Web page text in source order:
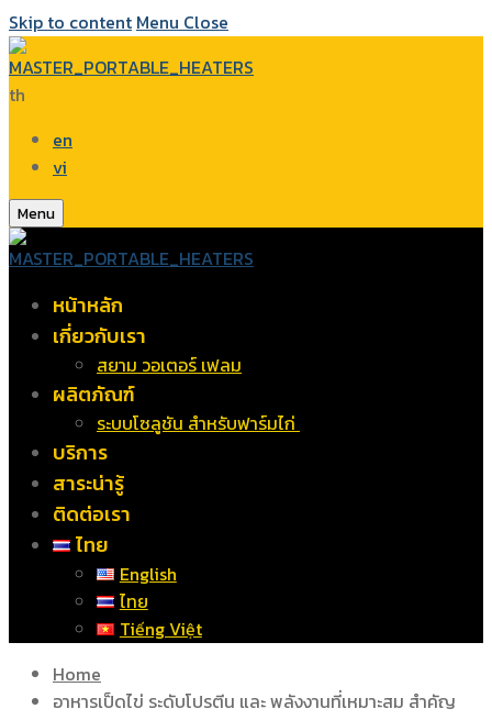
Skip to content Menu Close
th
en
vi
Menu
หน้าหลัก
เกี่ยวกับเรา
สยาม วอเตอร์ เฟลม
ผลิตภัณฑ์
ระบบโซลูชัน สำหรับฟาร์มไก่
บริการ
สาระน่ารู้
ติดต่อเรา
ไทย
English
ไทย
Tiếng Việt
Home
อาหารเป็ดไข่ ระดับโปรตีน และ พลังงานที่เหมาะสม สำคัญ